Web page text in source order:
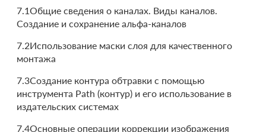
7.1Общие сведения о каналах. Виды каналов.
Создание и сохранение альфа-каналов
7.2Использование маски слоя для качественного
монтажа
7.3Создание контура обтравки с помощью
инструмента Path (контур) и его использование в
издательских системах
7.4Основные операции коррекции изображения